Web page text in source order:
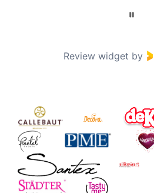
Review widget by